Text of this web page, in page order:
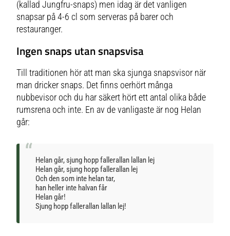
riktlinjer för temperatur och
diskmedel vid upprepade
maskindiskar. Ej lämplig för
mikrovågsugn/ugn.
(kallad Jungfru-snaps) men idag är det vanligen
snapsar på 4-6 cl som serveras på barer och
restauranger.
Ingen snaps utan snapsvisa
Till traditionen hör att man ska sjunga snapsvisor när
man dricker snaps. Det finns oerhört många
nubbevisor och du har säkert hört ett antal olika både
rumsrena och inte. En av de vanligaste är nog Helan
går:
Helan går, sjung hopp fallerallan lallan lej
Helan går, sjung hopp fallerallan lej
Och den som inte helan tar,
han heller inte halvan får
Helan går!
Sjung hopp fallerallan lallan lej!